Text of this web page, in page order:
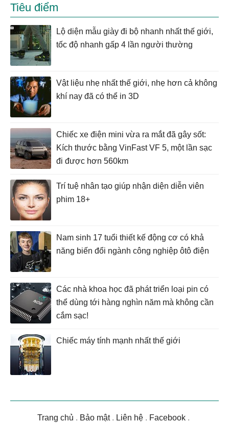
Tiêu điểm
Lộ diện mẫu giày đi bộ nhanh nhất thế giới,
tốc độ nhanh gấp 4 lần người thường
Vật liệu nhẹ nhất thế giới, nhẹ hơn cả không
khí nay đã có thể in 3D
Chiếc xe điện mini vừa ra mắt đã gây sốt:
Kích thước bằng VinFast VF 5, một lần sạc
đi được hơn 560km
Trí tuệ nhân tạo giúp nhận diện diễn viên
phim 18+
Nam sinh 17 tuổi thiết kế động cơ có khả
năng biến đổi ngành công nghiệp ôtô điện
Các nhà khoa học đã phát triển loại pin có
thể dùng tới hàng nghìn năm mà không cần
cắm sạc!
Chiếc máy tính mạnh nhất thế giới
Trang chủ . Bảo mật. Liên hệ . Facebook .